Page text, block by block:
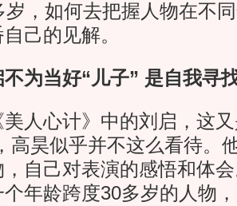
岁，如何去把握人物在不
自己的见解。
为当好“儿子” 是自我寻
心计》中的刘启，这又
高昊似乎并不这么看待。
，自己对表演的感悟和体
年龄跨度30多岁的人物